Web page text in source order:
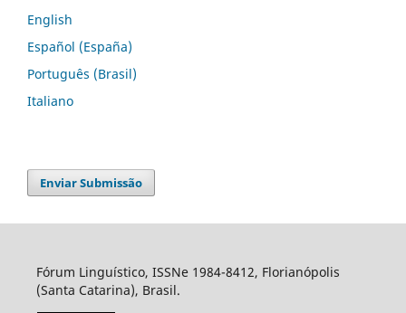
English
Español (España)
Português (Brasil)
Italiano
Enviar Submissão
Fórum Linguístico, ISSNe 1984-8412, Florianópolis
(Santa Catarina), Brasil.